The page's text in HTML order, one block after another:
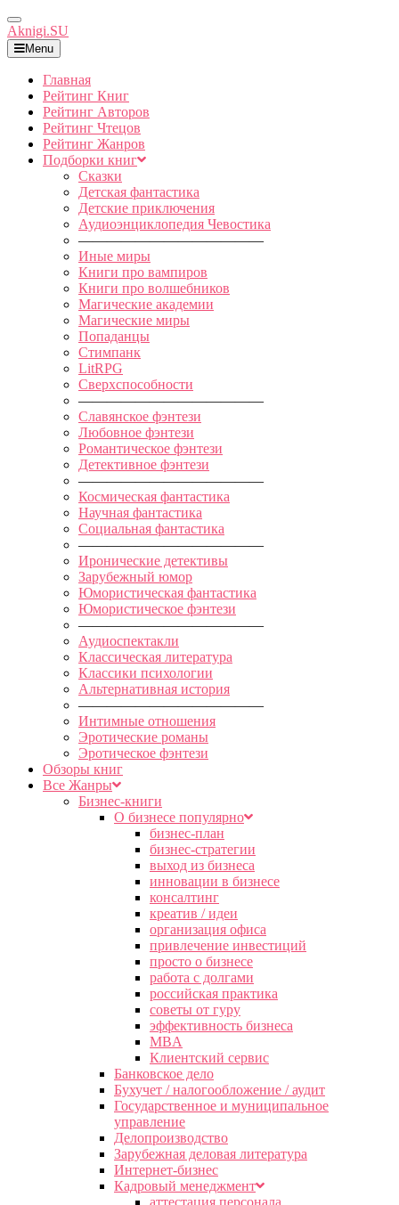
Toggle
Navigation
Aknigi.SU
Menu
Главная
Рейтинг Книг
Рейтинг Авторов
Рейтинг Чтецов
Рейтинг Жанров
Подборки книг
Сказки
Детская фантастика
Детские приключения
Аудиоэнциклопедия Чевостика
—————————————
Иные миры
Книги про вампиров
Книги про волшебников
Магические академии
Магические миры
Попаданцы
Стимпанк
LitRPG
Сверхспособности
—————————————
Славянское фэнтези
Любовное фэнтези
Романтическое фэнтези
Детективное фэнтези
—————————————
Космическая фантастика
Научная фантастика
Социальная фантастика
—————————————
Иронические детективы
Зарубежный юмор
Юмористическая фантастика
Юмористическое фэнтези
—————————————
Аудиоспектакли
Классическая литература
Классики психологии
Альтернативная история
—————————————
Интимные отношения
Эротические романы
Эротическое фэнтези
Обзоры книг
Все Жанры
Бизнес-книги
О бизнесе популярно
бизнес-план
бизнес-стратегии
выход из бизнеса
инновации в бизнесе
консалтинг
креатив / идеи
организация офиса
привлечение инвестиций
просто о бизнесе
работа с долгами
российская практика
советы от гуру
эффективность бизнеса
MBA
Клиентский сервис
Банковское дело
Бухучет / налогообложение / аудит
Государственное и муниципальное
управление
Делопроизводство
Зарубежная деловая литература
Интернет-бизнес
Кадровый менеджмент
аттестация персонала